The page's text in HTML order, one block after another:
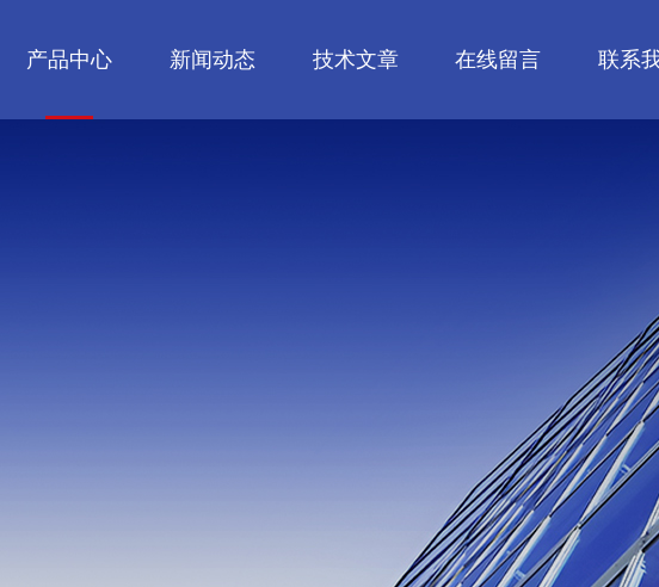
产品中心 新闻动态 技术文章 在线留言 联系